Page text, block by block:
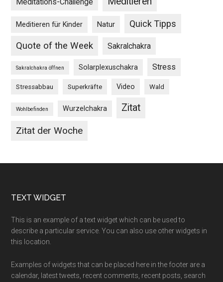
Meditieren für Kinder Natur Quick Tipps
Quote of the Week Sakralchakra
Sakralchakra öffnen Solarplexuschakra Stress
Stressabbau Superkräfte Video Wald
Wohlbefinden Wurzelchakra
Zitat
Zitat der Woche
Footer
TEXT WIDGET
This is an example of a text widget which can be used to
describe a particular service. You can also use other widgets in
this location.
Examples of widgets that can be placed here in the footer are a
calendar, latest tweets, recent comments, recent posts, search